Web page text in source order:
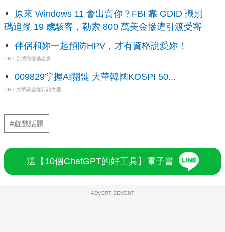
原來 Windows 11 會出賣你？FBI 靠 GDID 識別
碼追蹤 19 歲駭客，勒索 800 萬美金慘遭引渡受審
伴侶和妳一起預防HPV，才有資格說愛妳！
PR・台灣癌症基金會
009829掌握AI關鍵 大華韓國KOSPI 50...
PR・大華銀全能行銷方案
#遊戲話題
送【10個ChatGPT的好工具】電子書
ADVERTISEMENT